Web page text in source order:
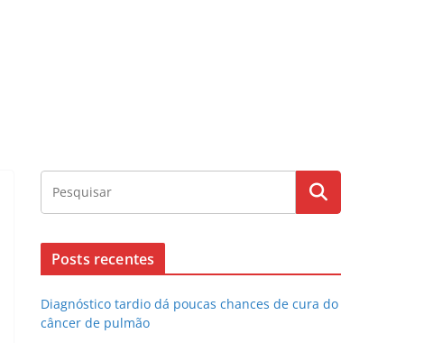
Posts recentes
Diagnóstico tardio dá poucas chances de cura do
câncer de pulmão